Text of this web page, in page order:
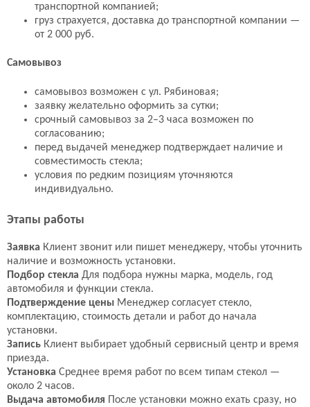
транспортной компанией;
груз страхуется, доставка до транспортной компании —
от 2 000 руб.
Самовывоз
самовывоз возможен с ул. Рябиновая;
заявку желательно оформить за сутки;
срочный самовывоз за 2–3 часа возможен по
согласованию;
перед выдачей менеджер подтверждает наличие и
совместимость стекла;
условия по редким позициям уточняются
индивидуально.
Этапы работы
Заявка Клиент звонит или пишет менеджеру, чтобы уточнить
наличие и возможность установки.
Подбор стекла Для подбора нужны марка, модель, год
автомобиля и функции стекла.
Подтверждение цены Менеджер согласует стекло,
комплектацию, стоимость детали и работ до начала
установки.
Запись Клиент выбирает удобный сервисный центр и время
приезда.
Установка Среднее время работ по всем типам стекол —
около 2 часов.
Выдача автомобиля
После установки можно ехать сразу, но